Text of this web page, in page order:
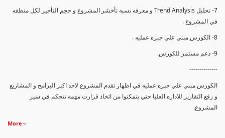
7- تحليل Trend Analysis و معرفه نسبه تأخشر المشروع و حجم التأخير لكل منطقه
في المشروع .
8- الكورس مبني علي خبره عمليه .
9- دعم مستمر للكورس.
--------------
الكورس مبني علي خبره عمليه في اظهار تقدم المشروع لاحد اكبر البرامج و المشاريع
و رفع التقارير للاداره العليا حتي يتمكنوا من اتخاذ قرارت مهمه تتحكم في سير
المشروع.
More